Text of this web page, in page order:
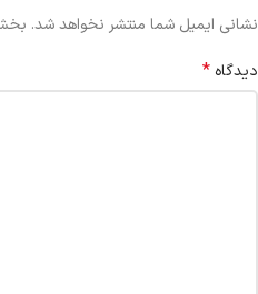
نشانی ایمیل شما منتشر نخواهد شد.
دیدگاه *